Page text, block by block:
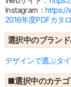
Instagram： https://
2016年度PDFカタ
選択中のブラン
デザインで選ぶタ
■選択中のカテゴ